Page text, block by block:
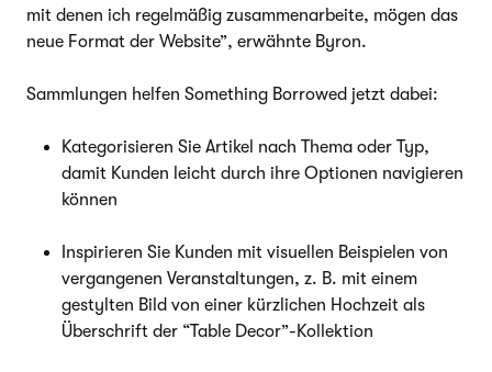
mit denen ich regelmäßig zusammenarbeite, mögen das
neue Format der Website”, erwähnte Byron.
Sammlungen helfen Something Borrowed jetzt dabei:
Kategorisieren Sie Artikel nach Thema oder Typ,
damit Kunden leicht durch ihre Optionen navigieren
können
Inspirieren Sie Kunden mit visuellen Beispielen von
vergangenen Veranstaltungen, z. B. mit einem
gestylten Bild von einer kürzlichen Hochzeit als
Überschrift der “Table Decor”-Kollektion